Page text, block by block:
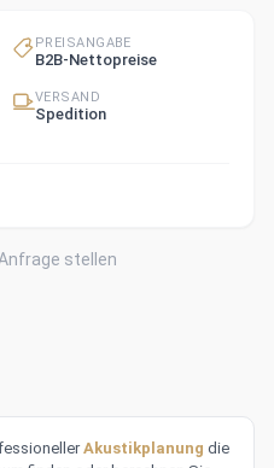
PREISANGABE
B2B-Nettopreise
VERSAND
Spedition
stellen
Akustikplanung die